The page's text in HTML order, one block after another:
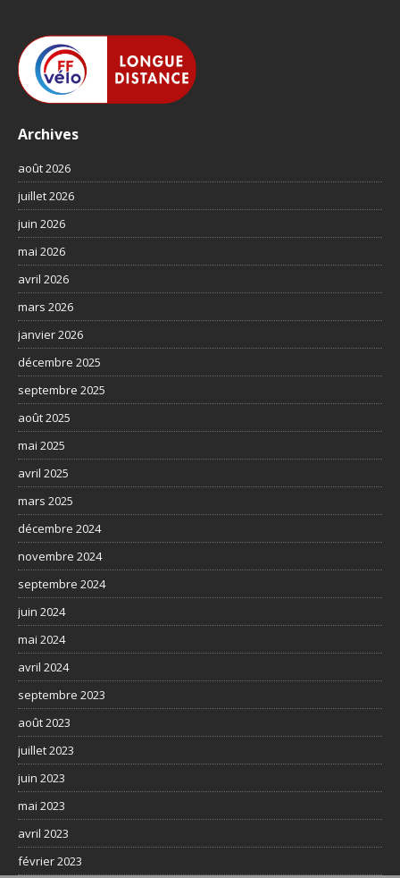
Archives
août 2026
juillet 2026
juin 2026
mai 2026
avril 2026
mars 2026
janvier 2026
décembre 2025
septembre 2025
août 2025
mai 2025
avril 2025
mars 2025
décembre 2024
novembre 2024
septembre 2024
juin 2024
mai 2024
avril 2024
septembre 2023
août 2023
juillet 2023
juin 2023
mai 2023
avril 2023
février 2023